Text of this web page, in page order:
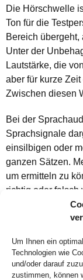
Um Ihnen ein
Technologien wie
und/oder darauf
zustimmen, können
Die Hörschwelle
Ton für die
Bereich
Unter der
Lautstärke, die
aber für kurze
Zwischen diesen
Bei der
Sprachsignale
einsilbigen oder
ganzen Sätzen.
um ermitteln zu
richtig oder falsch
dienen die
Tonaudiometrie,
Die
Faktoren ab, wie